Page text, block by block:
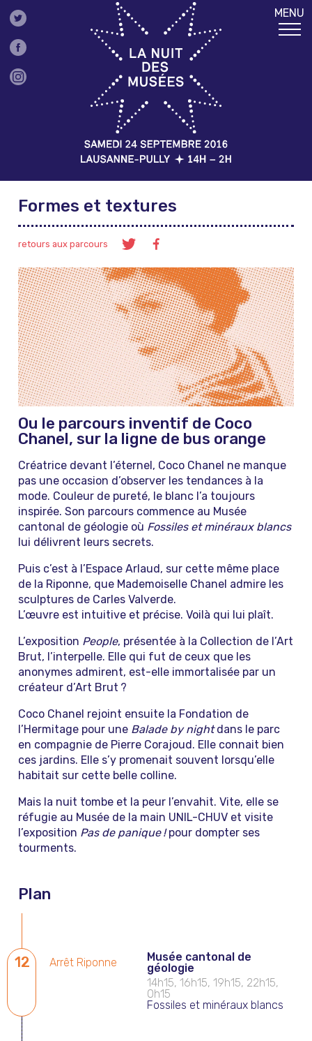
MENU
Formes et textures
retours aux parcours
Ou le parcours inventif de Coco
Chanel, sur la ligne de bus orange
Créatrice devant l’éternel, Coco Chanel ne manque
pas une occasion d’observer les tendances à la
mode. Couleur de pureté, le blanc l’a toujours
inspirée. Son parcours commence au Musée
cantonal de géologie où Fossiles et minéraux blancs
lui délivrent leurs secrets.
Puis c’est à l’Espace Arlaud, sur cette même place
de la Riponne, que Mademoiselle Chanel admire les
sculptures de Carles Valverde.
L’œuvre est intuitive et précise. Voilà qui lui plaît.
L’exposition People, présentée à la Collection de l’Art
Brut, l’interpelle. Elle qui fut de ceux que les
anonymes admirent, est-elle immortalisée par un
créateur d’Art Brut ?
Coco Chanel rejoint ensuite la Fondation de
l’Hermitage pour une Balade by nightdans le parc
en compagnie de Pierre Corajoud. Elle connait bien
ces jardins. Elle s’y promenait souvent lorsqu’elle
habitait sur cette belle colline.
Mais la nuit tombe et la peur l’envahit. Vite, elle se
réfugie au Musée de la main UNIL-CHUV et visite
l’exposition Pas de panique !pour dompter ses
tourments.
Plan
12 Arrêt Riponne
Musée cantonal de
géologie
14h15, 16h15, 19h15, 22h15,
0h15
Fossiles et minéraux blancs